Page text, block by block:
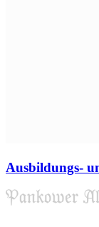
Ausbildungs-